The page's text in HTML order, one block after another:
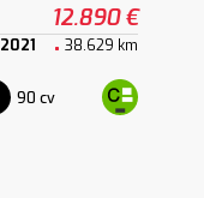
12.890 €
2021 38.629 km
90 cv